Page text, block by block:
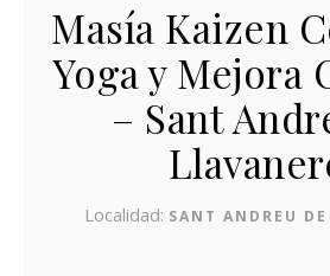
Masía Kaizen
Yoga y Mejora
– Sant
Localidad: SANT ANDREU